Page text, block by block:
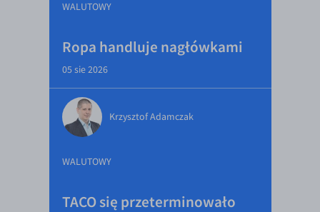
WALUTOWY
Ropa handluje nagłówkami
05 sie 2026
Krzysztof Adamczak
WALUTOWY
TACO się przeterminowało